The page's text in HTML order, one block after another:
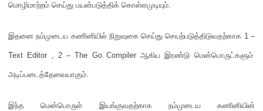
மொழிமாற்றம் செய்து பயன்படுத்திக் கொள்ளமுடியும்.
இதனை நம்முடைய கணினியில் நிறுவுகை செய்து செயற்படுத்திடுவதற்காக 1 –
Text Editor , 2 – The Go Compilerஆகிய இரண்டு மென்பொருட்களும்
அடிப்படைத்தேவையாகும்.
இந்த மென்பொருள் இயங்குவதற்காக நம்முடைய கணினியின்